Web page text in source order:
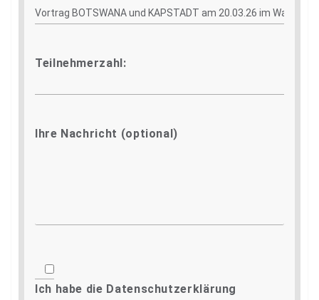
Teilnehmerzahl:
Ihre Nachricht (optional)
Ich habe die Datenschutzerklärung